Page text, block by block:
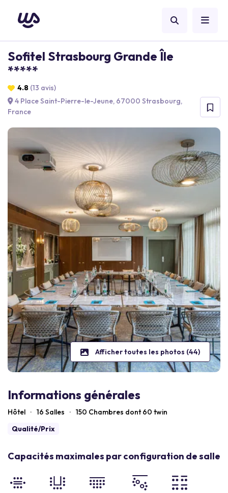
Sofitel Strasbourg Grande Île
*****
4.8 (13 avis)
4 Place Saint-Pierre-le-Jeune, 67000 Strasbourg,
France
Afficher toutes les photos (44)
Informations générales
Hôtel · 16 Salles · 150 Chambres dont 60 twin
Qualité/Prix
Capacités maximales par configuration de salle